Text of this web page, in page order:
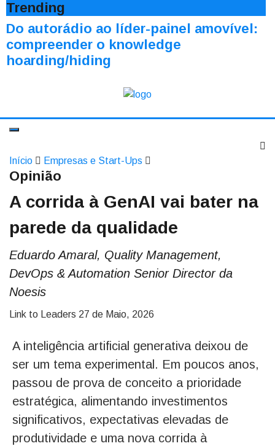
Trending
Do autorádio ao líder-painel amovível:
compreender o knowledge
hoarding/hiding
Início Empresas e Start-Ups
Opinião
A corrida à GenAI vai bater na
parede da qualidade
Eduardo Amaral, Quality Management,
DevOps & Automation Senior Director da
Noesis
Link to Leaders 27 de Maio, 2026
A inteligência artificial generativa deixou de
ser um tema experimental. Em poucos anos,
passou de prova de conceito a prioridade
estratégica, alimentando investimentos
significativos, expectativas elevadas de
produtividade e uma nova corrida à